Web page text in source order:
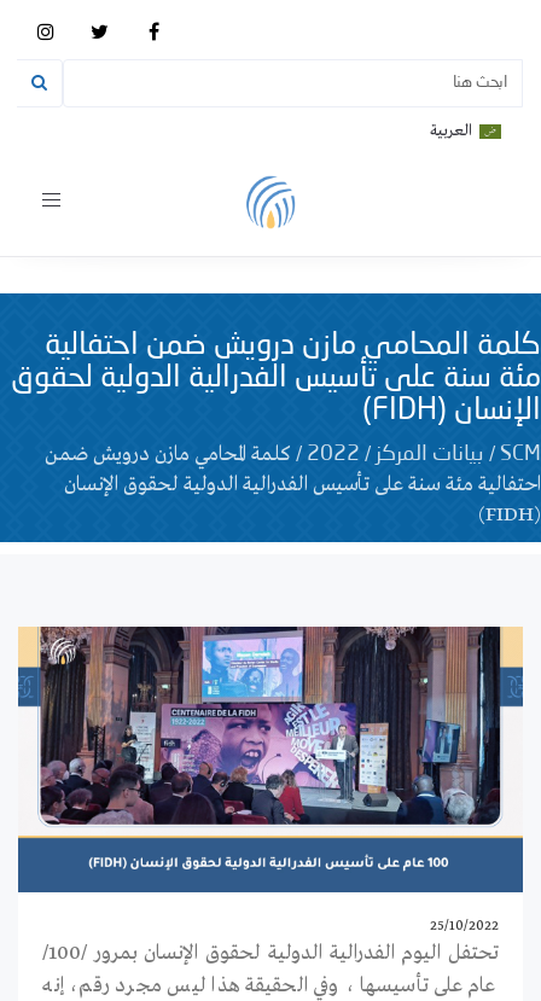
العربية
Toggle
كلمة المحامي مازن درويش ضمن احتفالية
مئة سنة على تأسيس الفدرالية الدولية لحقوق
الإنسان (FIDH)
SCM
/ بيانات المركز /
2022
/ كلمة المحامي مازن درويش ضمن
احتفالية مئة سنة على تأسيس الفدرالية الدولية لحقوق الإنسان
(FIDH)
25/10/2022
تحتفل اليوم الفدرالية الدولية لحقوق الإنسان بمرور /100/
عام على تأسيسها ، وفي الحقيقة هذا ليس مجرد رقم، إنه